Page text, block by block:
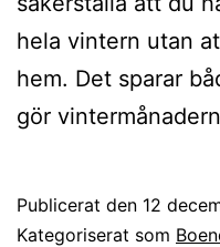
hela vintern utan
hem. Det sparar
gör
Publicerat den 12
Kategoriserat som